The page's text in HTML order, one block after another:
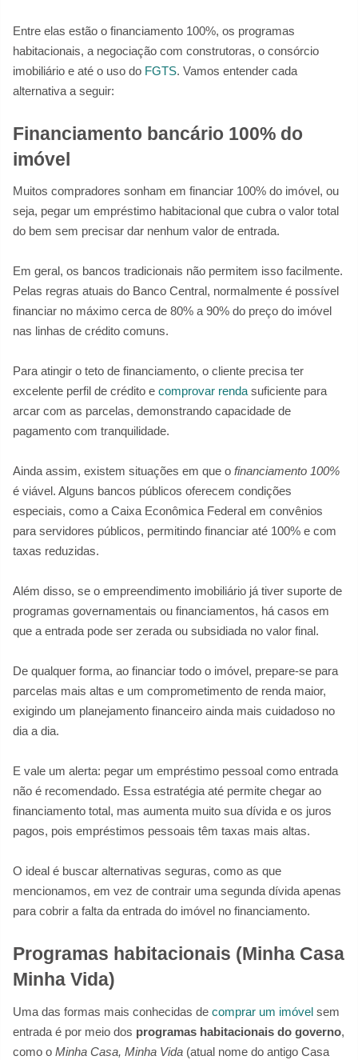
Entre elas estão o financiamento 100%, os programas
habitacionais, a negociação com construtoras, o consórcio
imobiliário e até o uso do FGTS. Vamos entender cada
alternativa a seguir:
Financiamento bancário 100% do
imóvel
Muitos compradores sonham em financiar 100% do imóvel, ou
seja, pegar um empréstimo habitacional que cubra o valor total
do bem sem precisar dar nenhum valor de entrada.
Em geral, os bancos tradicionais não permitem isso facilmente.
Pelas regras atuais do Banco Central, normalmente é possível
financiar no máximo cerca de 80% a 90% do preço do imóvel
nas linhas de crédito comuns.
Para atingir o teto de financiamento, o cliente precisa ter
excelente perfil de crédito e comprovar renda suficiente para
arcar com as parcelas, demonstrando capacidade de
pagamento com tranquilidade.
Ainda assim, existem situações em que o financiamento 100%
é viável. Alguns bancos públicos oferecem condições
especiais, como a Caixa Econômica Federal em convênios
para servidores públicos, permitindo financiar até 100% e com
taxas reduzidas.
Além disso, se o empreendimento imobiliário já tiver suporte de
programas governamentais ou financiamentos, há casos em
que a entrada pode ser zerada ou subsidiada no valor final.
De qualquer forma, ao financiar todo o imóvel, prepare-se para
parcelas mais altas e um comprometimento de renda maior,
exigindo um planejamento financeiro ainda mais cuidadoso no
dia a dia.
E vale um alerta: pegar um empréstimo pessoal como entrada
não é recomendado. Essa estratégia até permite chegar ao
financiamento total, mas aumenta muito sua dívida e os juros
pagos, pois empréstimos pessoais têm taxas mais altas.
O ideal é buscar alternativas seguras, como as que
mencionamos, em vez de contrair uma segunda dívida apenas
para cobrir a falta da entrada do imóvel no financiamento.
Programas habitacionais (Minha Casa
Minha Vida)
Uma das formas mais conhecidas de comprar um imóvel sem
entrada é por meio dos programas habitacionais do governo,
como o Minha Casa, Minha Vida (atual nome do antigo Casa